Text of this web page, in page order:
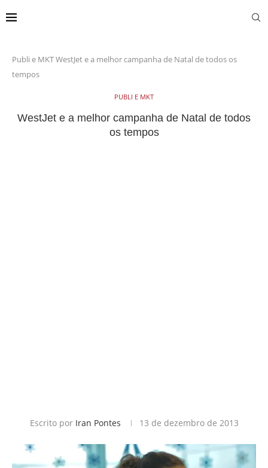
Publi e MKTWestJet e a melhor campanha de Natal de todos os
tempos
PUBLI E MKT
WestJet e a melhor campanha de Natal de todos
os tempos
Escrito por Iran Pontes 13 de dezembro de 2013